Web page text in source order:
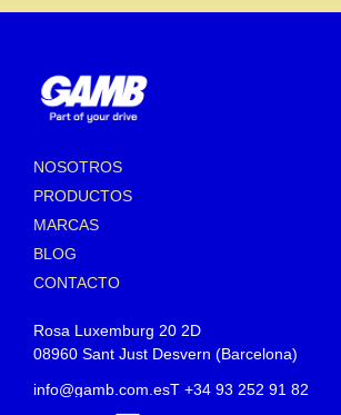
NOSOTROS
PRODUCTOS
MARCAS
BLOG
CONTACTO
Rosa Luxemburg 20 2D
08960 Sant Just Desvern (Barcelona)
info@gamb.com.esT +34 93 252 91 82